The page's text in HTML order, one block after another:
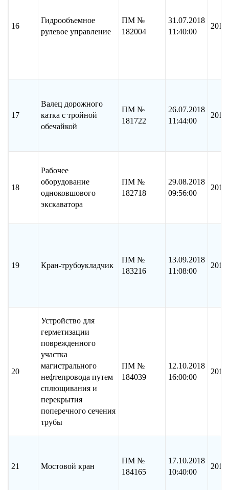
16
Гидрообъемное
рулевое управление
ПМ №
182004
31.07.2018
11:40:00
17
Валец дорожного
катка с тройной
обечайкой
ПМ №
181722
26.07.2018
11:44:00
18
Рабочее
оборудование
одноковшового
экскаватора
ПМ №
182718
29.08.2018
09:56:00
19 Кран-трубоукладчик
ПМ №
183216
13.09.2018
11:08:00
20
Устройство для
герметизации
поврежденного
участка
магистрального
нефтепровода путем
сплющивания и
перекрытия
поперечного сечения
трубы
ПМ №
184039
12.10.2018
16:00:00
21 Мостовой кран
ПМ №
184165
17.10.2018
10:40:00